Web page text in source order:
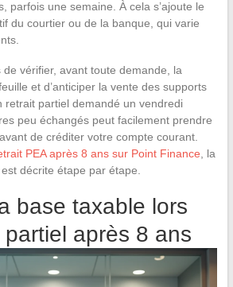
parfois une semaine. À cela s’ajoute le
du courtier ou de la banque, qui varie
vérifier, avant toute demande, la
et d’anticiper la vente des supports
retrait partiel demandé un vendredi
peu échangés peut facilement prendre
de créditer votre compte courant.
PEA après 8 ans sur Point Finance , la
décrite étape par étape.
base taxable lors
partiel après 8 ans